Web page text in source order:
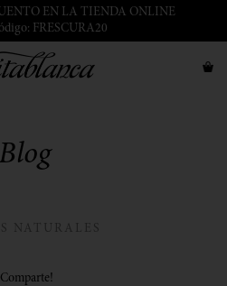
EN LA TIENDA ONLINE
FRESCURA20
NATURALES